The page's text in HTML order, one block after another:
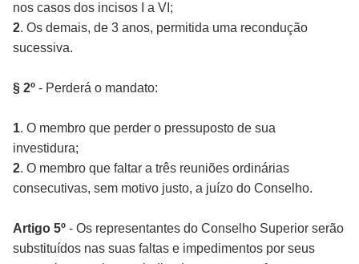
nos casos dos incisos I a VI;
2. Os demais, de 3 anos, permitida uma recondução
sucessiva.
§ 2º - Perderá o mandato:
1. O membro que perder o pressuposto de sua
investidura;
2. O membro que faltar a três reuniões ordinárias
consecutivas, sem motivo justo, a juízo do Conselho.
Artigo 5º - Os representantes do Conselho Superior serão
substituídos nas suas faltas e impedimentos por seus